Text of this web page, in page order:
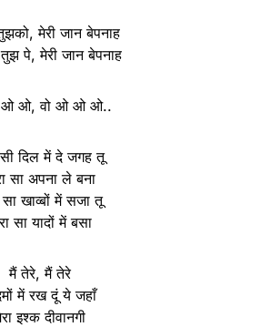
मेरी जान बेपनाह
पे, मेरी जान बेपनाह
ओ ओ, वो ओ ओ ओ..
दिल में दे जगह तू
सा अपना ले बना
खाव्बों में सजा तू
सा यादों में बसा
मैं तेरे, मैं तेरे
में रख दूं ये जहाँ
इश्क दीवानगी